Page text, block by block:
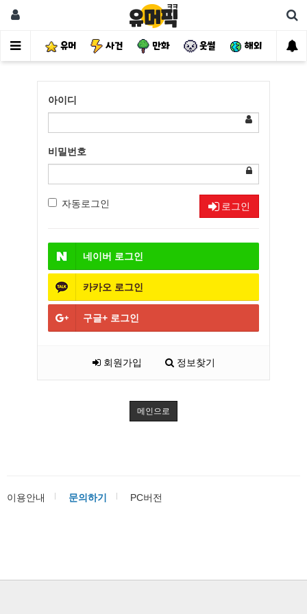
유머 사건 만화 웃썰 해외 핫
아이디
비밀번호
자동로그인 로그인
네이버 로그인
카카오 로그인
구글+ 로그인
회원가입 정보찾기
메인으로
이용안내 문의하기 PC버전